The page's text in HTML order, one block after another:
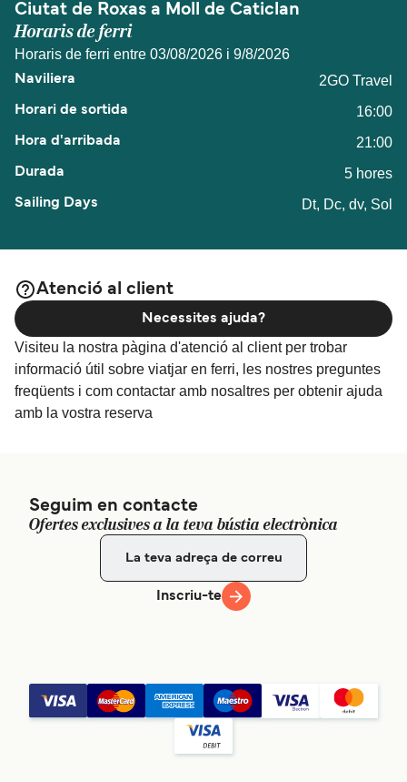
Ciutat de Roxas a Moll de Caticlan
Horaris de ferri
Horaris de ferri entre 03/08/2026 i 9/8/2026
2GO Travel
16:00
21:00
5 hores
Dt, Dc, dv, Sol
Atenció al client
Visiteu la nostra pàgina d'atenció al client per trobar
informació útil sobre viatjar en ferri, les nostres preguntes
freqüents i com contactar amb nosaltres per obtenir ajuda
amb la vostra reserva
Necessites ajuda?
Seguim en contacte
Ofertes exclusives a la teva bústia electrònica
Inscriu-te